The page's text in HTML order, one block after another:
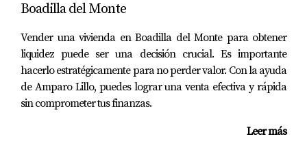
CONSEJOS ÚTILES PARA
PROPIETARIOS
Para los propietarios que enfrentan la plusvalía municipal,
aquí van algunos consejos prácticos que pueden resultar
Boadilla del Monte
Vender una vivienda en Boadilla del Monte para obtener
liquidez puede ser una decisión crucial. Es importante
hacerlo estratégicamente para no perder valor. Con la ayuda
de Amparo Lillo, puedes lograr una venta efectiva y rápida
sin comprometer tus finanzas.
Leer más